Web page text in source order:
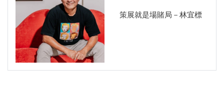
策展就是場賭局－林宜標